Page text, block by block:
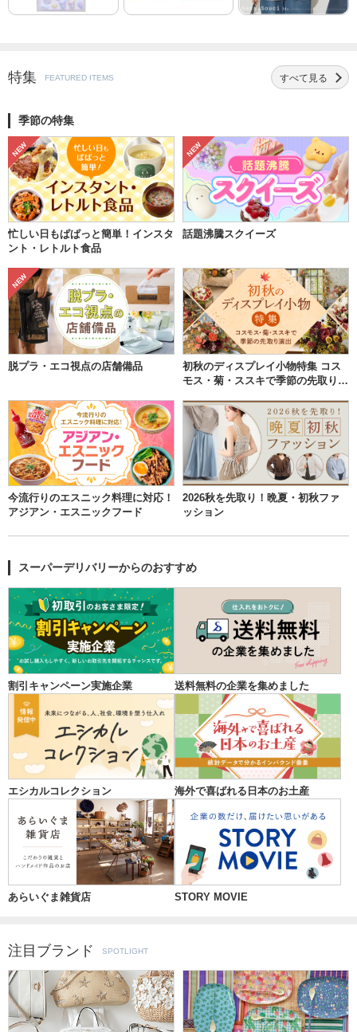
特集 FEATURED ITEMS すべて 見る
季節の特集
忙しい日もぱぱっと簡単！インスタ
ント・レトルト食品
NEW
話題沸騰スクイーズ
NEW
脱プラ・エコ視点の店舗備品
NEW
初秋のディスプレイ小物特集 コス
モス・菊・ススキで季節の先取り演
今流行りのエスニック料理に対応！
アジアン・エスニックフード
2026秋を先取り！晩夏・初秋ファ
ッション
スーパーデリバリーからのおすすめ
割引キャンペーン実施企業 送料無料の企業を集めました
エシカルコレクション 海外で喜ばれる日本のお土産
あらいぐま雑貨店 STORY MOVIE
注目ブランド SPOTLIGHT